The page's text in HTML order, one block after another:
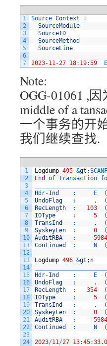
1
2
3
4
5
6
7
Source Context
:
SourceModule
SourceID
SourceMethod
SourceLine
2023-11-27 18: 19:59
Note:
OGG-01061 ,因
middle of a
一个事务的开
我们继续查找.
1
2
3
4
5
6
7
8
9
10
11
12
13
14
15
16
17
18
19
20
21
22
23
24
Logdump 495 &gt ;
End
of Transaction
Hdr-Ind : E (
UndoFlag
: . (
RecLength
: 103 (
IOType
: 5 (
TransInd
: . (
SyskeyLen
: 0 (
AuditRBA
:
Continued
: N (
Logdump 496 &gt ; n
Hdr-Ind : E (
UndoFlag
: . (
RecLength
: 354 (
IOType
: 5 (
TransInd
: . (
SyskeyLen
: 0 (
AuditRBA
:
Continued
: N (
2023/11/27 13:45: